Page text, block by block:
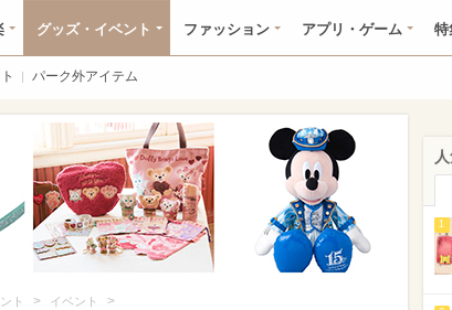
グッズ・イベント ファッション アプリ・ゲーム 特
パーク外アイテム
ト > イベント >
1